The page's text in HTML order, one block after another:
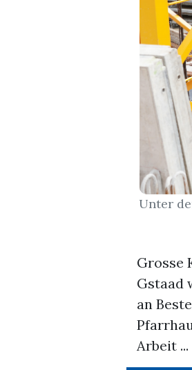
Unter
Grosse
Gstaad
an
Arbeit ...